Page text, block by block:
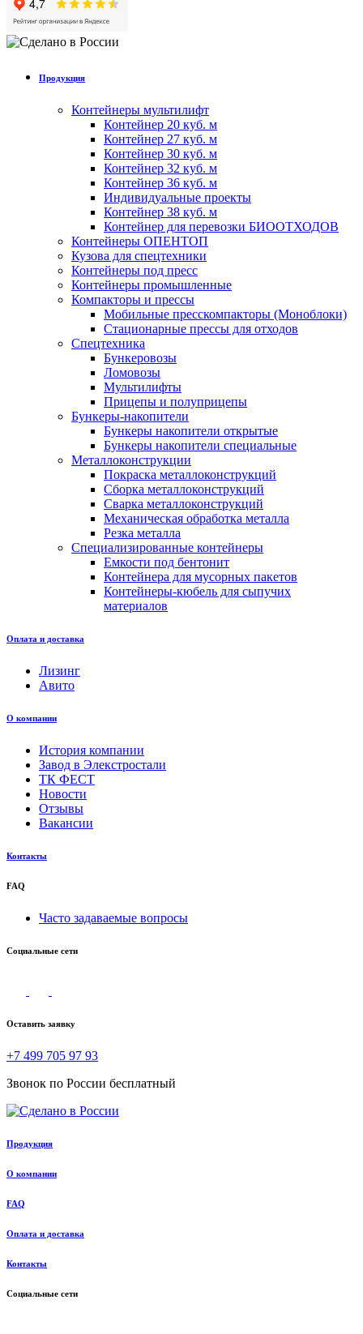
Продукция
Контейнеры мультилифт
Контейнер 20 куб. м
Контейнер 27 куб. м
Контейнер 30 куб. м
Контейнер 32 куб. м
Контейнер 36 куб. м
Индивидуальные проекты
Контейнер 38 куб. м
Контейнер для перевозки БИООТХОДОВ
Контейнеры ОПЕНТОП
Кузова для спецтехники
Контейнеры под пресс
Контейнеры промышленные
Компакторы и прессы
Мобильные пресскомпакторы (Моноблоки)
Стационарные прессы для отходов
Спецтехника
Бункеровозы
Ломовозы
Мультилифты
Прицепы и полуприцепы
Бункеры-накопители
Бункеры накопители открытые
Бункеры накопители специальные
Металлоконструкции
Покраска металлоконструкций
Сборка металлоконструкций
Сварка металлоконструкций
Механическая обработка металла
Резка металла
Специализированные контейнеры
Емкости под бентонит
Контейнера для мусорных пакетов
Контейнеры-кюбель для сыпучих
материалов
Оплата и доставка
Лизинг
Авито
О компании
История компании
Завод в Элекстростали
ТК ФЕСТ
Новости
Отзывы
Вакансии
Контакты
FAQ
Часто задаваемые вопросы
Социальные сети
Оставить заявку
+7 499 705 97 93
Звонок по России бесплатный
Продукция
О компании
FAQ
Оплата и доставка
Контакты
Социальные сети